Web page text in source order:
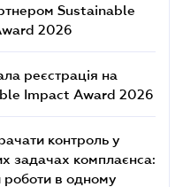
Sustainable
2026
реєстрація на
Impact Award 2026
контроль у
задачах комплаєнса:
роботи в одному